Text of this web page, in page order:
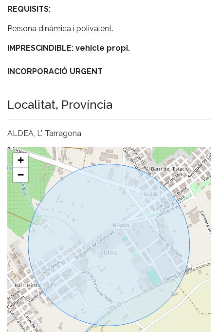
REQUISITS:
Persona dinàmica i polivalent.
IMPRESCINDIBLE: vehicle propi.
INCORPORACIÓ URGENT
Localitat, Província
ALDEA, L', Tarragona
+
−